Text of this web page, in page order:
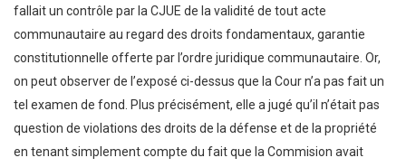
fallait un contrôle par la CJUE de la validité de tout acte
communautaire au regard des droits fondamentaux, garantie
constitutionnelle offerte par l’ordre juridique communautaire. Or,
on peut observer de l’exposé ci-dessus que la Cour n’a pas fait un
tel examen de fond. Plus précisément, elle a jugé qu’il n’était pas
question de violations des droits de la défense et de la propriété
en tenant simplement compte du fait que la Commision avait